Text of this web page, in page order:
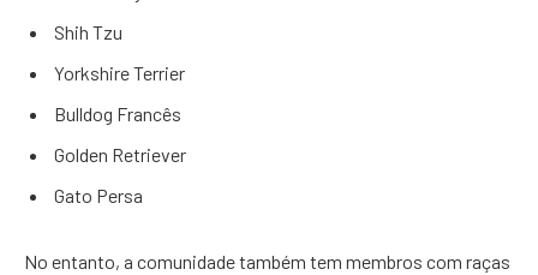
Shih Tzu
Yorkshire Terrier
Bulldog Francês
Golden Retriever
Gato Persa
No entanto, a comunidade também tem membros com raças